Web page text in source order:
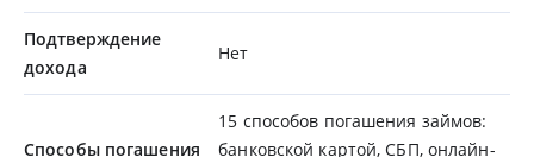
Подтверждение
дохода
Нет
Способы погашения
15 способов погашения займов:
банковской картой, СБП, онлайн-